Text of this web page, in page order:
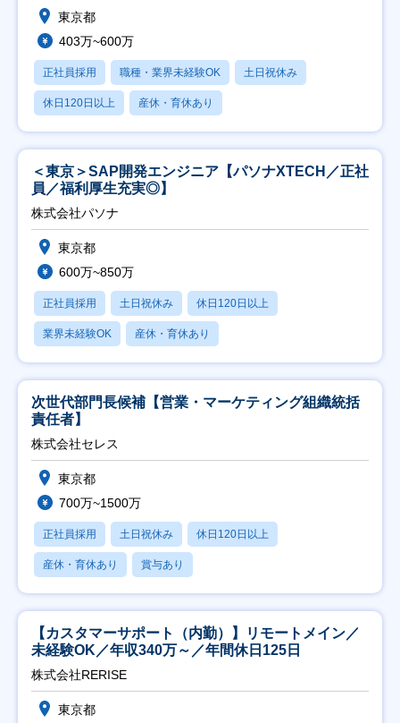
東京都
403万~600万
正社員採用 職種・業界未経験OK 土日祝休み
休日120日以上 産休・育休あり
＜東京＞SAP開発エンジニア【パソナXTECH／正社
員／福利厚生充実◎】
株式会社パソナ
東京都
600万~850万
正社員採用 土日祝休み 休日120日以上
業界未経験OK 産休・育休あり
次世代部門長候補【営業・マーケティング組織統括
責任者】
株式会社セレス
東京都
700万~1500万
正社員採用 土日祝休み 休日120日以上
産休・育休あり 賞与あり
【カスタマーサポート（内勤）】リモートメイン／
未経験OK／年収340万～／年間休日125日
株式会社RERISE
東京都